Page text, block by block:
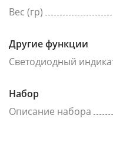
Вес (гр)
Другие функции
Светодиодный
Набор
Описание набора